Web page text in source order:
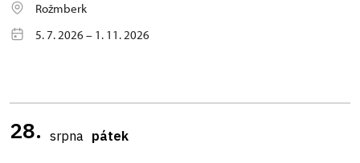
Rožmberk
5. 7. 2026 – 1. 11. 2026
28. srpna pátek